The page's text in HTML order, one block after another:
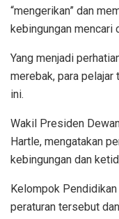
“mengerikan” dan
kebingungan mencari
Yang menjadi
merebak, para pelajar
ini.
Wakil Presiden
Hartle, mengatakan
kebingungan dan
Kelompok
peraturan tersebut